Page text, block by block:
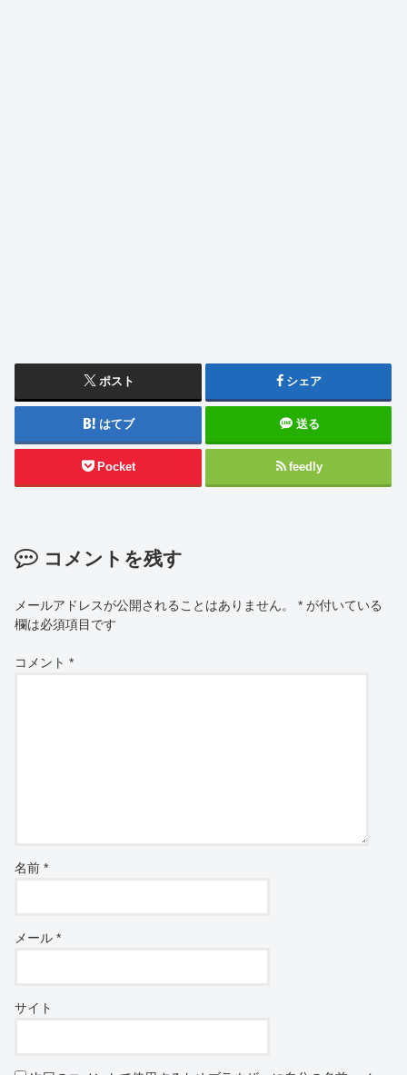
ポスト シェア
はてブ 送る
Pocket feedly
コメントを残す
メールアドレスが公開されることはありません。 * が付いている
欄は必須項目です
コメント*
名前*
メール*
サイト